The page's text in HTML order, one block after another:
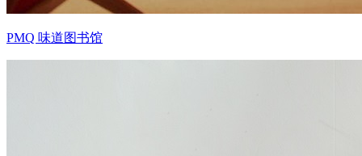
PMQ 味道图书馆